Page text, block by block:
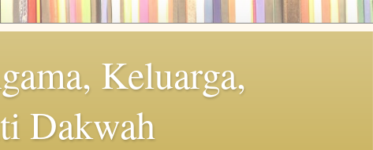
Keluarga,
Dakwah